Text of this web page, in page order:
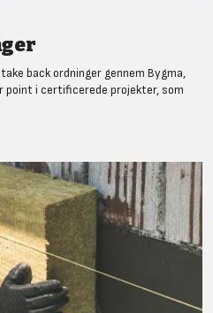
back ordninger gennem Bygma,
point i certificerede projekter, som